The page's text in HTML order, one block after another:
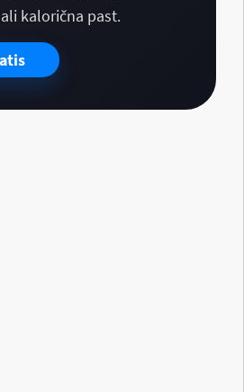
kalorična past.